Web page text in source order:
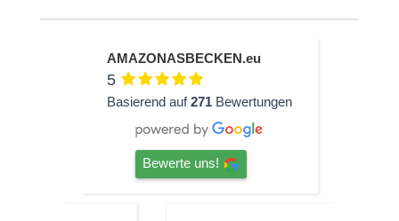
AMAZONASBECKEN.eu
5
Basierend auf271 Bewertungen
Bewerte uns!